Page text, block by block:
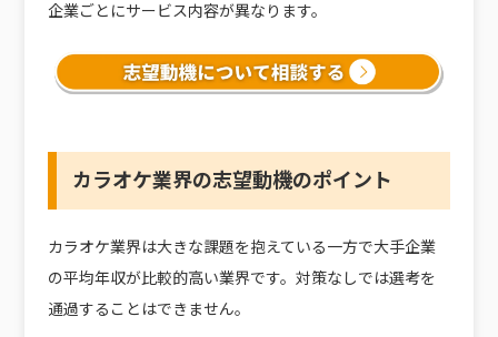
企業ごとにサービス内容が異なります。
カラオケ業界の志望動機のポイント
カラオケ業界は大きな課題を抱えている一方で大手企業
の平均年収が比較的高い業界です。対策なしでは選考を
通過することはできません。